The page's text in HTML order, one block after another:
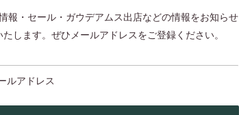
報・セール・ガウデアムス出店などの情報をお知らせ
たします。ぜひメールアドレスをご登録ください。
ルアドレス
トカバー